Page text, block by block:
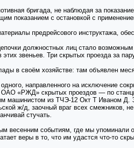
бригада, не наблюдая за
показанием с остановкой с
предрейсового инструктажа,
должностных лиц стало
этих звеньев. Три скрытых проезда за
в своём хозяйстве: там объявлен
направленного на исключение
«РЖД» скрытых проездов — по
машинистом из ТЧЭ-12 Окт Т Иваном Д.
ж/д, заочный враг всех смежников,
стучать.
весенним событиям, где мы
веры в то, что им удастся что-то